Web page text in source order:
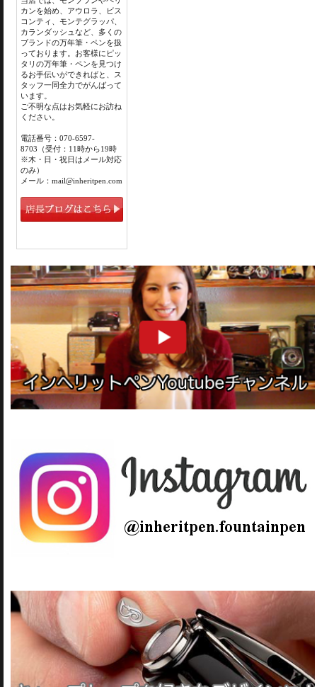
カンを始め、アウロラ、ビス
コンティ、モンテグラッパ、
カランダッシュなど、多くの
ブランドの万年筆・ペンを扱
っております。お客様にピッ
タリの万年筆・ペンを見つけ
るお手伝いができればと、ス
タッフ一同全力でがんばって
います。
ご不明な点はお気軽にお訪ね
ください。
電話番号：070-6597-
8703（受付：11時から19時
※木・日・祝日はメール対応
のみ）
メール：mail@inheritpen.com